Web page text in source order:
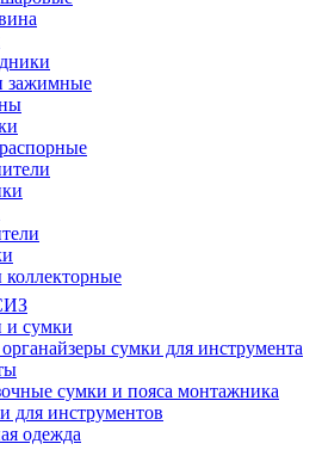
зажимные
и сумки
сумки для инструмента
сумки и пояса монтажника
для инструментов
одежда